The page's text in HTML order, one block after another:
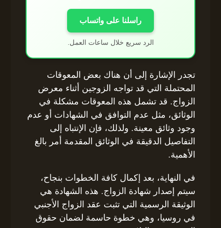
راسلنا على واتساب
الرد سريع خلال ساعات العمل.
تجدر الإشارة إلى أن هناك بعض المعوقات
المحتملة التي قد تواجه الزوجين أثناء معرض
الزواج. قد تشمل هذه المعوقات مشكلة في
الوثائق، مثل عدم التوافق في الشهادات أو عدم
وجود وثائق معينة. ولذلك، فإن الإنتباه إلى
التفاصيل الدقيقة في الوثائق المقدمة أمر بالغ
الأهمية.
في النهاية، بعد إكمال كافة الخطوات بنجاح،
سيتم إصدار شهادة الزواج. هذه الشهادة هي
الوثيقة الرسمية التي تثبت عقد الزواج الأجنبي
في روسيا، وهي خطوة حاسمة لضمان حقوق